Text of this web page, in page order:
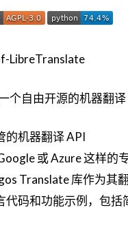
个自由开源的机器翻
的机器翻译 API
或 Azure 这样的
Translate 库作为其
代码和功能示例，包